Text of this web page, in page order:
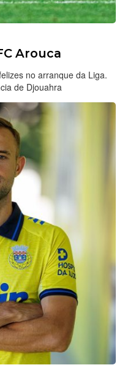
Arouca
no arranque da Liga.
de Djouahra